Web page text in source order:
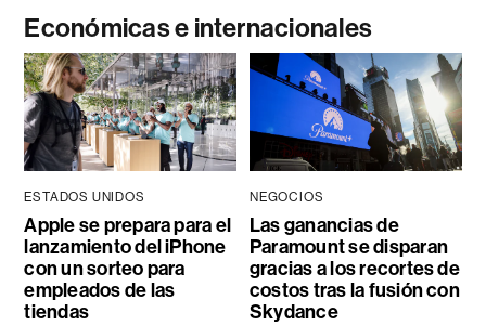
Económicas e internacionales
ESTADOS UNIDOS
Apple se prepara para el
lanzamiento del iPhone
con un sorteo para
empleados de las
tiendas
NEGOCIOS
Las ganancias de
Paramount se disparan
gracias a los recortes de
costos tras la fusión con
Skydance